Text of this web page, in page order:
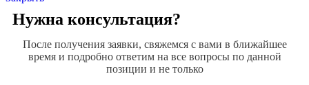
Нужна консультация?
После получения заявки, свяжемся с вами в ближайшее
время и подробно ответим на все вопросы по данной
позиции и не только